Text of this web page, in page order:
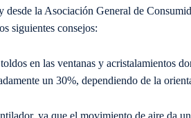
desde la Asociación General de
siguientes consejos:
en las ventanas y acristalamientos
un 30%, dependiendo de la